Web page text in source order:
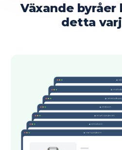
Växande byråer
detta